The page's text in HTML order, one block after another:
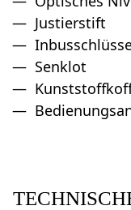
Justierstift
Senklot